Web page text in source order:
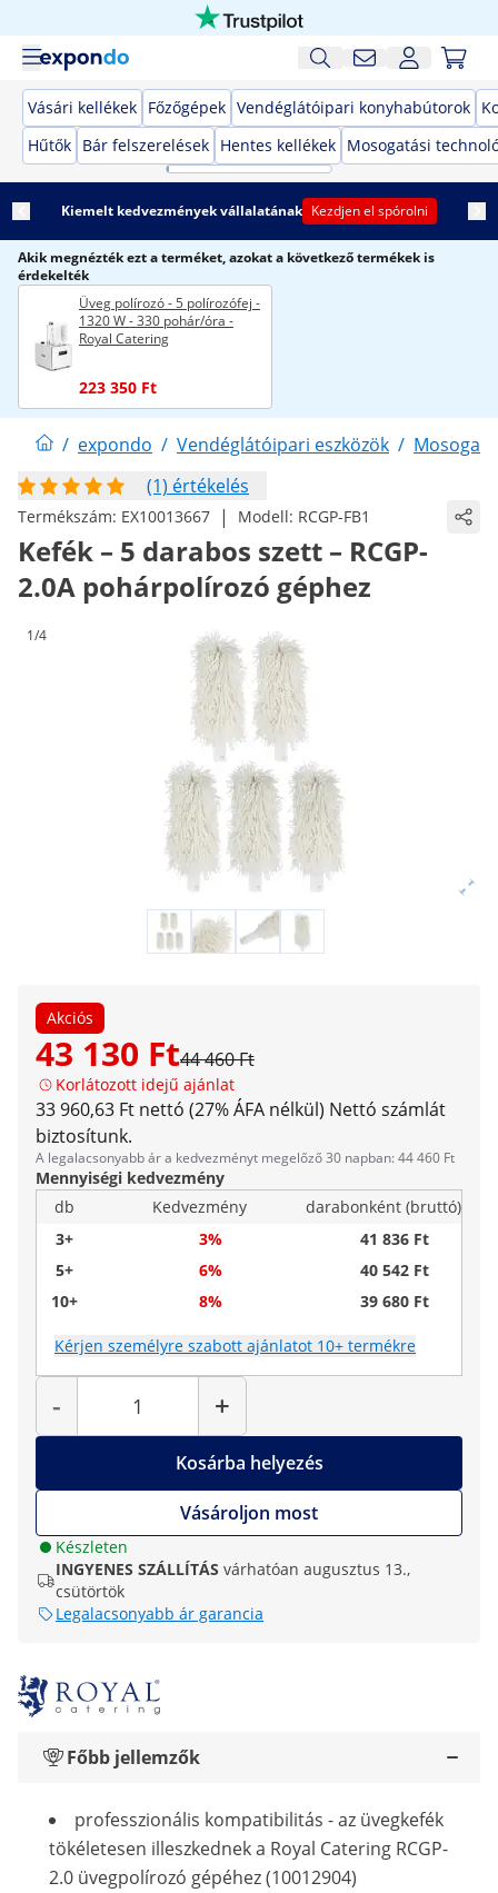
Vásári kellékek Főzőgépek Vendéglátóipari konyhabútorok
Hűtők Bár felszerelések Hentes kellékek Mosogatási
Kiemelt kedvezmények vállalatának Kezdjen el spórolni
Akik megnézték ezt a terméket, azokat a következő termékek is
érdekelték
Üveg polírozó - 5 polírozófej -
1320 W - 330 pohár/óra -
Royal Catering
223 350 Ft
/ expondo / Vendéglátóipari eszközök /
(1) értékelés
Termékszám: EX10013667 | Modell: RCGP-FB1
Kefék – 5 darabos szett – RCGP-
2.0A pohárpolírozó géphez
1/4
Akciós
43 130 Ft44 460 Ft
Korlátozott idejű ajánlat
33 960,63 Ft nettó (27% ÁFA nélkül) Nettó számlát
biztosítunk.
A legalacsonyabb ár a kedvezményt megelőző 30 napban: 44 460 Ft
Mennyiségi kedvezmény
db
Kedvezmény
darabonként (bruttó)
3+
3%
41 836 Ft
5+
6%
40 542 Ft
10+
8% 39 680 Ft
Kérjen személyre szabott ajánlatot 10+ termékre
-
Mennyiség
+
Kosárba helyezés
Vásároljon most
Készleten
INGYENES SZÁLLÍTÁS várhatóan augusztus 13.,
csütörtök
Legalacsonyabb ár garancia
Főbb jellemzők
professzionális kompatibilitás - az üvegkefék
tökéletesen illeszkednek a Royal Catering RCGP-
2.0 üvegpolírozó gépéhez (10012904)